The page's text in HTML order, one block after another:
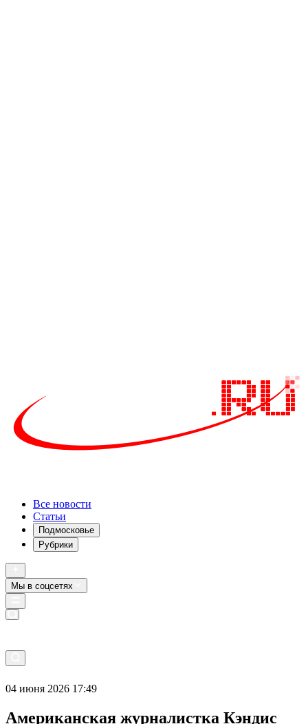
Все новости
Статьи
Подмосковье
Рубрики
Мы в соцсетях
04 июня 2026 17:49
Американская журналистка Кэндис